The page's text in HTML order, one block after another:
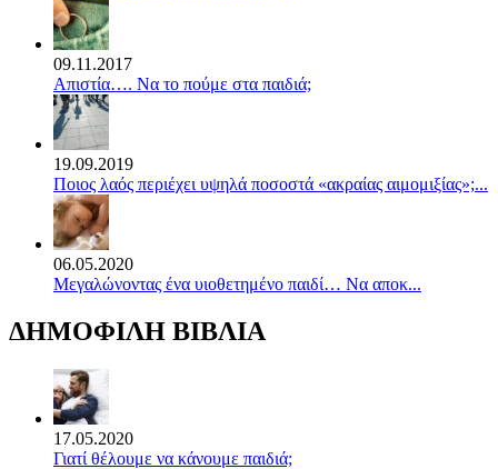
09.11.2017
Απιστία…. Να το πούμε στα παιδιά;
19.09.2019
Ποιος λαός περιέχει υψηλά ποσοστά «ακραίας αιμομιξίας»;...
06.05.2020
Mεγαλώνοντας ένα υιοθετημένο παιδί… Να αποκ...
ΔΗΜΟΦΙΛΗ ΒΙΒΛΙΑ
17.05.2020
Γιατί θέλουμε να κάνουμε παιδιά;